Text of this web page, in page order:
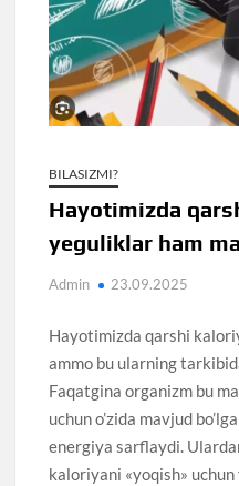
BILASIZMI?
Hayotimizda
yeguliklar ham
Admin 23.09.2025
Hayotimizda qarshi
ammo bu ularning
Faqatgina organizm bu
uchun o’zida mavjud
energiya sarflaydi.
kaloriyani «yoqish»